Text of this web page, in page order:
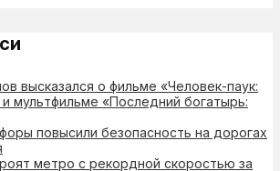
высказался о фильме «Человек-паук:
мультфильме «Последний богатырь:
повысили безопасность на дорогах
метро с рекордной скоростью за